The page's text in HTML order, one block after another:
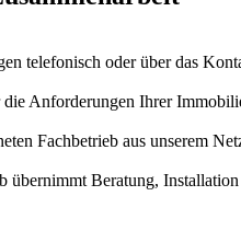
telefonisch oder über das
Anforderungen Ihrer
Fachbetrieb aus unserem
übernimmt Beratung,